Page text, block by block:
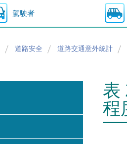
駕駛者
道路安全 道路交通意外統計
表
程